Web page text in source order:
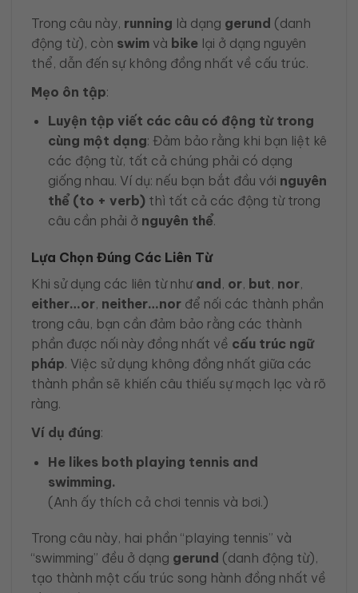
Trong câu này, running là dạng gerund (danh
động từ), còn swim và bike lại ở dạng nguyên
thể, dẫn đến sự không đồng nhất về cấu trúc.
Mẹo ôn tập:
Luyện tập viết các câu có động từ trong
cùng một dạng: Đảm bảo rằng khi bạn liệt kê
các động từ, tất cả chúng phải có dạng
giống nhau. Ví dụ: nếu bạn bắt đầu với nguyên
thể (to + verb)thì tất cả các động từ trong
câu cần phải ở nguyên thể.
Lựa Chọn Đúng Các Liên Từ
Khi sử dụng các liên từ như and , or, but, nor,
either…or, neither…nor để nối các thành phần
trong câu, bạn cần đảm bảo rằng các thành
phần được nối này đồng nhất về cấu trúc ngữ
pháp. Việc sử dụng không đồng nhất giữa các
thành phần sẽ khiến câu thiếu sự mạch lạc và rõ
ràng.
Ví dụ đúng:
He likes both playing tennis and
swimming.
(Anh ấy thích cả chơi tennis và bơi.)
Trong câu này, hai phần “playing tennis” và
“swimming” đều ở dạng gerund (danh động từ),
tạo thành một cấu trúc song hành đồng nhất về